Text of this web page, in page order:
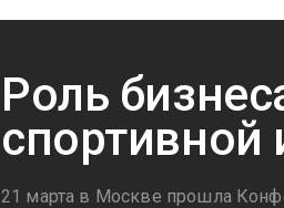
Роль
спортивной
21 марта в Москве прошла